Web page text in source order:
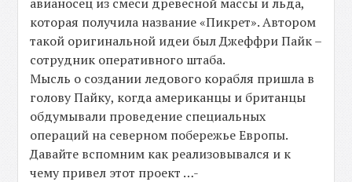
которая получила название «Пикрет». Автором
такой оригинальной идеи был Джеффри Пайк –
сотрудник оперативного штаба.
Мысль о создании ледового корабля пришла в
голову Пайку, когда американцы и британцы
обдумывали проведение специальных
операций на северном побережье Европы.
Давайте вспомним как реализовывался и к
чему привел этот проект …-